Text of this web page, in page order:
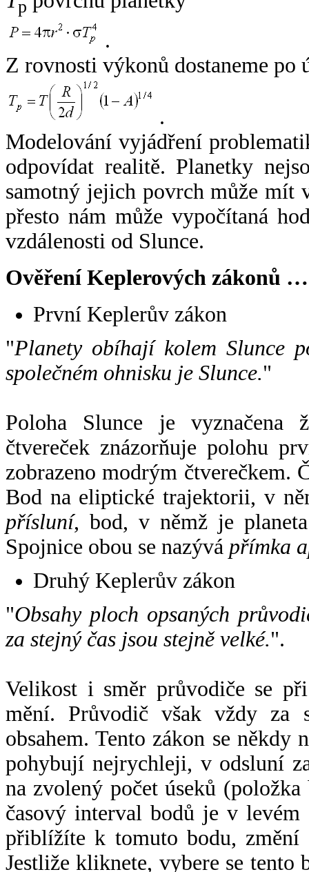
p
.
Z rovnosti výkonů dostaneme po
.
Modelování vyjádření
odpovídat realitě. Planetky
samotný jejich povrch může mít
přesto nám může vypočítaná
vzdálenosti od Slunce.
Ověření Keplerových zákonů …
První Keplerův zákon
"Planety obíhají kolem Slunce
společném ohnisku je Slunce."
Poloha Slunce je vyznačena
čtvereček znázorňuje polohu
zobrazeno modrým čtverečkem.
Bod na eliptické trajektorii, v
přísluní, bod, v němž je
Spojnice obou se nazývá přímka
Druhý Keplerův zákon
"Obsahy ploch opsaných
za stejný čas jsou stejně velké.".
Velikost i směr průvodiče se
mění. Průvodič však vždy za
obsahem. Tento zákon se někdy
pohybují nejrychleji, v odsluní
na zvolený počet úseků
časový interval bodů je v
přiblížíte k tomuto bodu,
Jestliže kliknete, vybere se tento